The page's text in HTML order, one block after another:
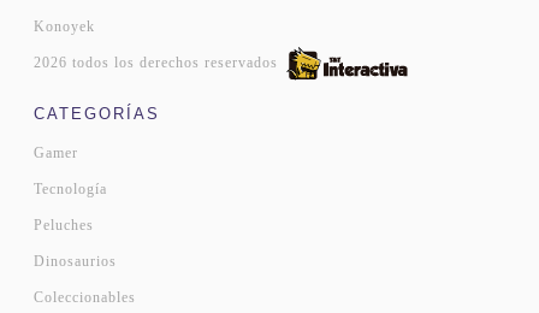
Konoyek
2026 todos los derechos reservados
CATEGORÍAS
Gamer
Tecnología
Peluches
Dinosaurios
Coleccionables